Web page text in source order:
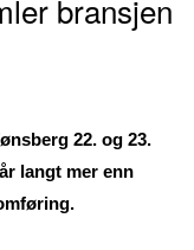
bransjen
22. og 23.
langt mer enn